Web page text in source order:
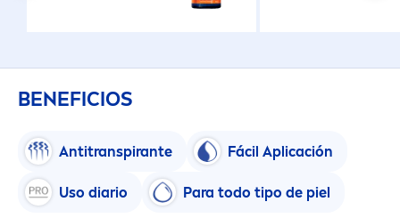
BENEFICIOS
Antitranspirante Fácil Aplicación
Uso diario Para todo tipo de piel